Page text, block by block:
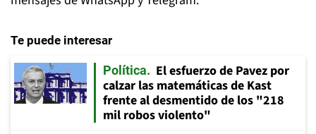
Te puede interesar
Política
El esfuerzo de Pavez por
calzar las matemáticas de Kast
frente al desmentido de los "218
mil robos violento"